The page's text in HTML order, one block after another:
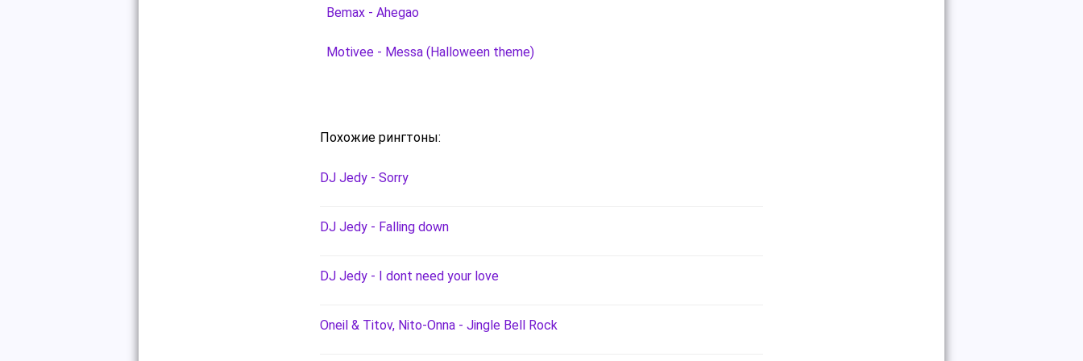
Bemax - Ahegao
Motivee - Messa (Halloween theme)
Похожие рингтоны:
DJ Jedy - Sorry
DJ Jedy - Falling down
DJ Jedy - I dont need your love
Oneil & Titov, Nito-Onna - Jingle Bell Rock